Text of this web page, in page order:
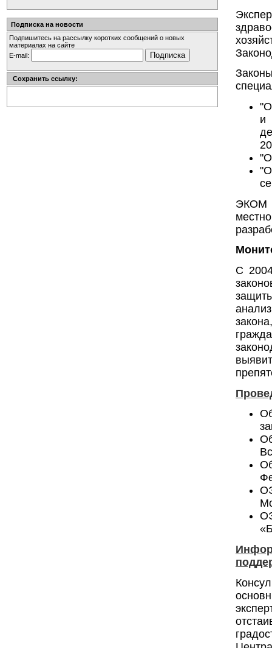
Подписка на новости
Подпишитесь на рассылку коротких сообщений о новых
материалах на сайте
E-mail:
Сохранить ссылку:
"О
и
ЭКОМ
С